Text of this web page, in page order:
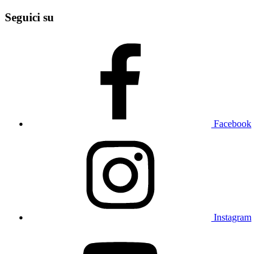
Seguici su
Facebook
Instagram